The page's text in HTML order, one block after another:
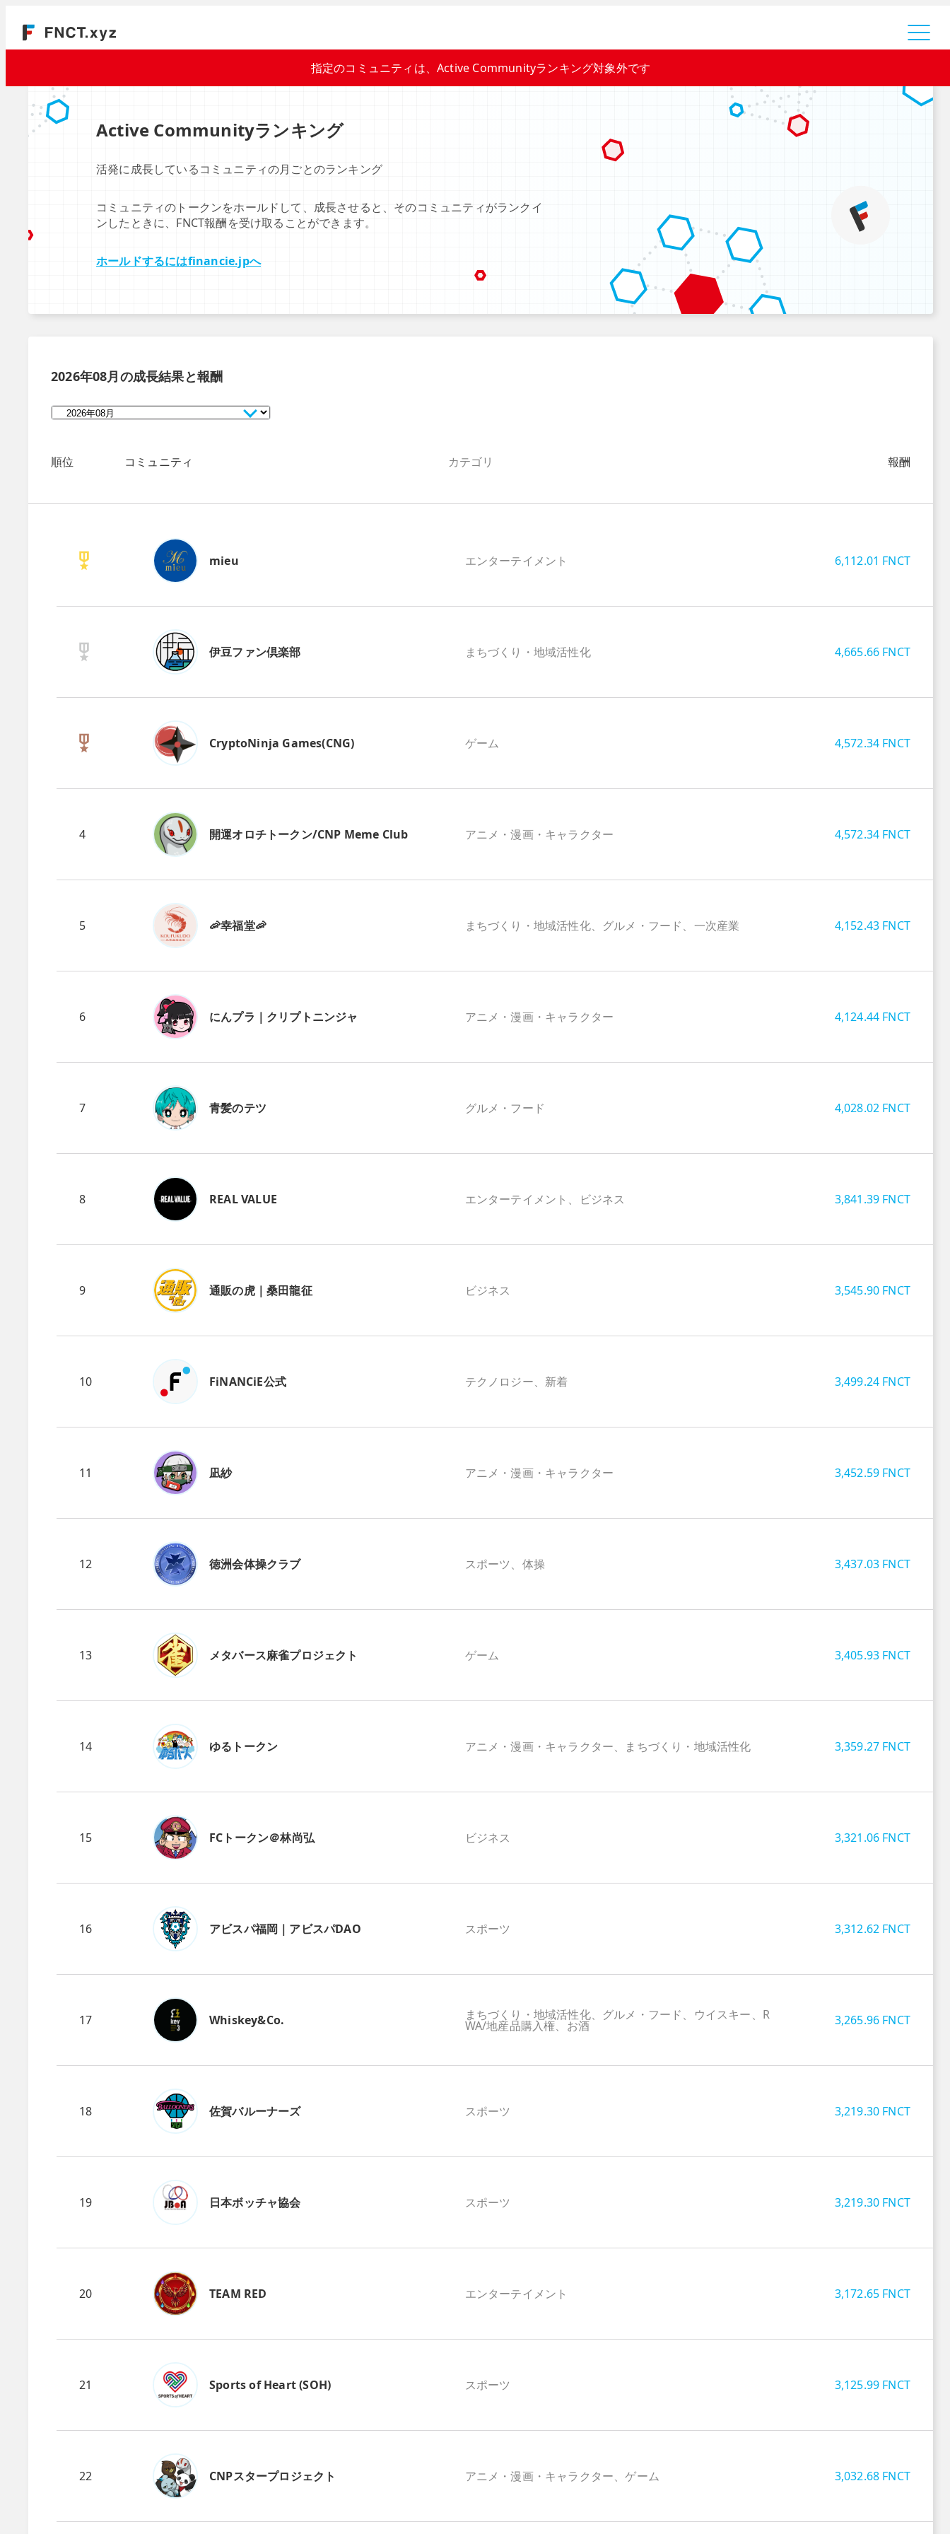
指定のコミュニティは、Active Communityランキング対象外です
Active Communityランキング
活発に成長しているコミュニティの月ごとのランキング
コミュニティのトークンをホールドして、成長させると、そのコミュニティがランクイ
ンしたときに、FNCT報酬を受け取ることができます。
ホールドするにはfinancie.jpへ
2026年08月の成長結果と報酬
順位 コミュニティ カテゴリ 報酬
mieu エンターテイメント 6,112.01 FNCT
伊豆ファン倶楽部 まちづくり・地域活性化 4,665.66 FNCT
CryptoNinja Games(CNG) ゲーム 4,572.34 FNCT
4 開運オロチトークン/CNP Meme Club アニメ・漫画・キャラクター 4,572.34 FNCT
5 🦐幸福堂🦐 まちづくり・地域活性化、グルメ・フード、一次産業 4,152.43 FNCT
6 にんプラ｜クリプトニンジャ アニメ・漫画・キャラクター 4,124.44 FNCT
7 青髪のテツ グルメ・フード 4,028.02 FNCT
8 REAL VALUE エンターテイメント、ビジネス 3,841.39 FNCT
9 通販の虎｜桑田龍征 ビジネス 3,545.90 FNCT
10 FiNANCiE公式 テクノロジー、新着 3,499.24 FNCT
11 凪紗 アニメ・漫画・キャラクター 3,452.59 FNCT
12 徳洲会体操クラブ スポーツ、体操 3,437.03 FNCT
13 メタバース麻雀プロジェクト ゲーム 3,405.93 FNCT
14 ゆるトークン アニメ・漫画・キャラクター、まちづくり・地域活性化 3,359.27 FNCT
15 FCトークン＠林尚弘 ビジネス 3,321.06 FNCT
16 アビスパ福岡｜アビスパDAO スポーツ 3,312.62 FNCT
17 Whiskey&Co. まちづくり・地域活性化、グルメ・フード、ウイスキー、R
WA/地産品購入権、お酒 3,265.96 FNCT
18 佐賀バルーナーズ スポーツ 3,219.30 FNCT
19 日本ボッチャ協会 スポーツ 3,219.30 FNCT
20 TEAM RED エンターテイメント 3,172.65 FNCT
21 Sports of Heart (SOH) スポーツ 3,125.99 FNCT
22 CNPスタープロジェクト アニメ・漫画・キャラクター、ゲーム 3,032.68 FNCT